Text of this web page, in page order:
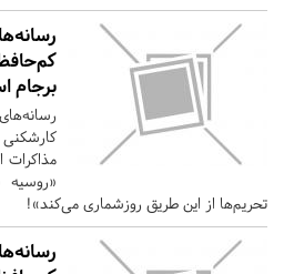
برجام
مذاکرات
«روسیه
تحریم‌ها از این طریق روزشماری می‌کند»!